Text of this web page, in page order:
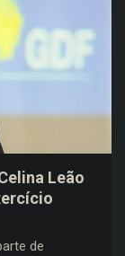
Leão
de